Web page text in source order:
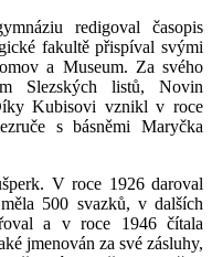
redigoval časopis
fakultě přispíval svými
a Museum. Za svého
Slezských listů, Novin
Kubisovi vznikl v roce
s básněmi Maryčka
V roce 1926 daroval
500 svazků, v dalších
a v roce 1946 čítala
jmenován za své zásluhy,